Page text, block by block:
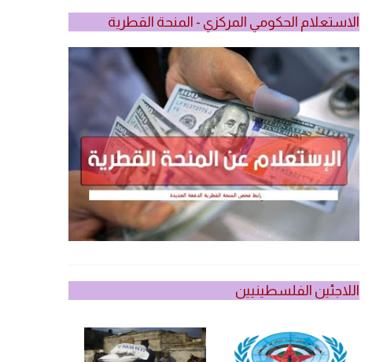
الاستعلام الحكومي المركزي - المنحة القطرية
اللاجئين الفلسطينيين